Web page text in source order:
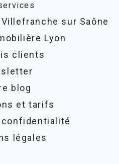
sur Saône
Lyon
clients
blog
et tarifs
légales